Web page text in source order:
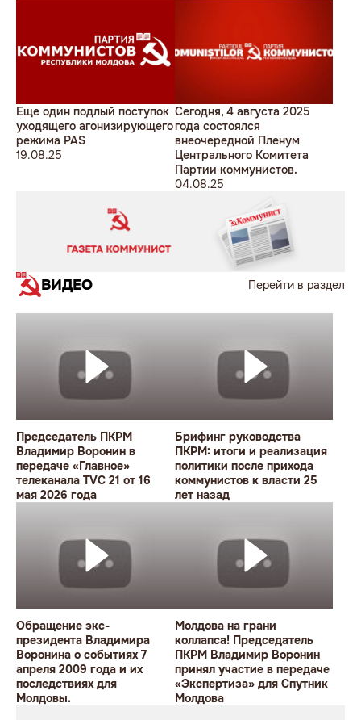
Еще один подлый поступок
уходящего агонизирующего
режима PAS
19.08.25
Сегодня, 4 августа 2025
года состоялся
внеочередной Пленум
Центрального Комитета
Партии коммунистов.
04.08.25
ВИДЕО Перейти в раздел
Председатель ПКРМ
Владимир Воронин в
передаче «Главное»
телеканала TVC 21 от 16
мая 2026 года
Брифинг руководства
ПКРМ: итоги и реализация
политики после прихода
коммунистов к власти 25
лет назад
Обращение экс-
президента Владимира
Воронина о событиях 7
апреля 2009 года и их
последствиях для
Молдовы.
Молдова на грани
коллапса! Председатель
ПКРМ Владимир Воронин
принял участие в передаче
«Экспертиза» для Спутник
Молдова